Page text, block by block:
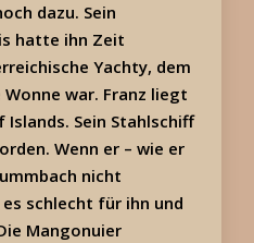
dazu. Sein
hatte ihn Zeit
Yachty, dem
war. Franz liegt
Islands. Sein Stahlschiff
Wenn er – wie er
nicht
schlecht für ihn und
Mangonuier